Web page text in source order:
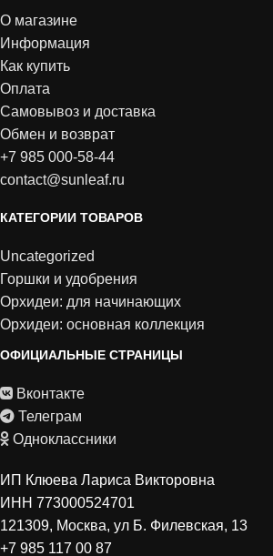
О магазине
Информация
Как купить
Оплата
Самовывоз и доставка
Обмен и возврат
+7 985 000-58-44
contact@sunleaf.ru
КАТЕГОРИИ ТОВАРОВ
Uncategorized
Горшки и удобрения
Орхидеи: для начинающих
Орхидеи: основная коллекция
ОФИЦИАЛЬНЫЕ СТРАНИЦЫ
Вконтакте
Телеграм
Одноклассники
ИП Клюева Лариса Викторовна
ИНН 773000524701
121309, Москва, ул Б. Филевская, 13
+7 985 117 00 87